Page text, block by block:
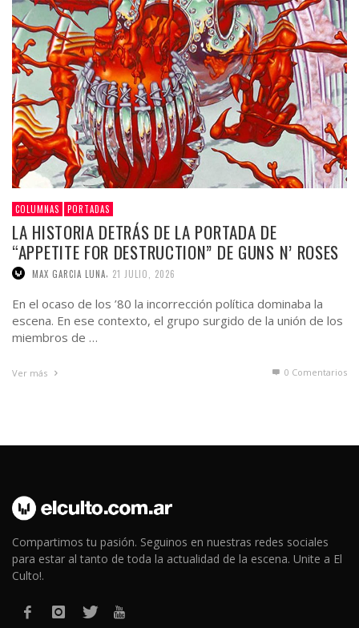
COLUMNAS PORTADAS
LA HISTORIA DETRÁS DE LA PORTADA DE
“APPETITE FOR DESTRUCTION” DE GUNS N’ ROSES
MAX GARCIA LUNA 21 JULIO, 2026
En el ocaso de los ’80 la incorrección política dominaba la
escena. En ese contexto, el grupo surgido de la unión de los
miembros de …
Ver más 0 Comentarios
Compartimos tu pasión. Seguinos en nuestras redes sociales
para estar al tanto de toda la actualidad de la escena. Unite a El
Culto!.